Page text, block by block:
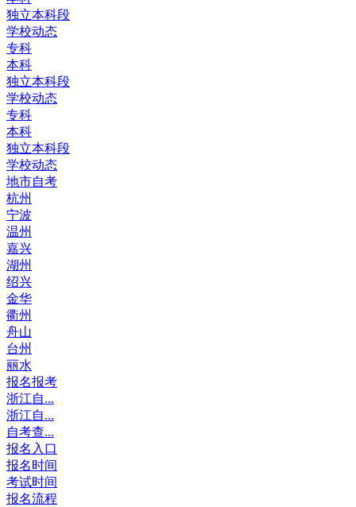
独立本科段
学校动态
专科
本科
独立本科段
学校动态
专科
本科
独立本科段
学校动态
地市自考
杭州
宁波
温州
嘉兴
湖州
绍兴
金华
衢州
舟山
台州
丽水
报名报考
浙江自...
浙江自...
自考查...
报名入口
报名时间
考试时间
报名流程